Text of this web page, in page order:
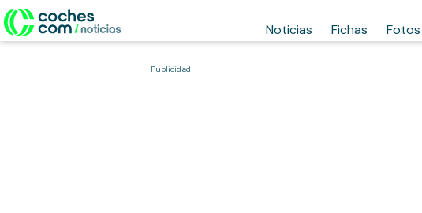
Noticias Fichas Fotos
Publicidad